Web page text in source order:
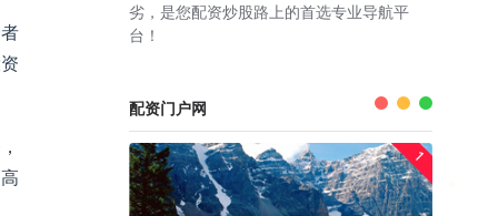
劣，是您配资炒股路上的首选专业导航平
台！
配资门户网
1